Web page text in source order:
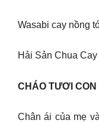
Wasabi cay nồng
Hải Sản Chua
CHÁO TƯƠI CON
Chân ái của mẹ